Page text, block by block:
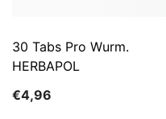
30 Tabs Pro Wurm.
HERBAPOL
€4,96